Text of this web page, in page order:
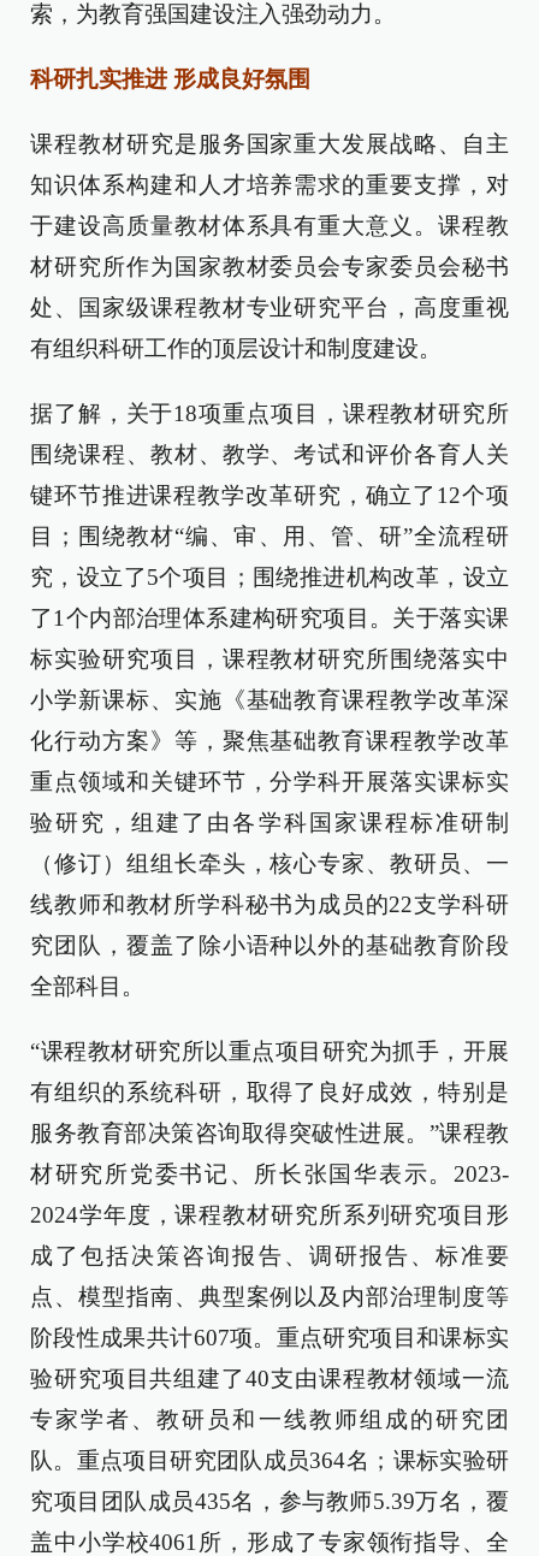
索，为教育强国建设注入强劲动力。
科研扎实推进 形成良好氛围
课程教材研究是服务国家重大发展战略、自主
知识体系构建和人才培养需求的重要支撑，对
于建设高质量教材体系具有重大意义。课程教
材研究所作为国家教材委员会专家委员会秘书
处、国家级课程教材专业研究平台，高度重视
有组织科研工作的顶层设计和制度建设。
据了解，关于18项重点项目，课程教材研究所
围绕课程、教材、教学、考试和评价各育人关
键环节推进课程教学改革研究，确立了12个项
目；围绕教材“编、审、用、管、研”全流程研
究，设立了5个项目；围绕推进机构改革，设立
了1个内部治理体系建构研究项目。关于落实课
标实验研究项目，课程教材研究所围绕落实中
小学新课标、实施《基础教育课程教学改革深
化行动方案》等，聚焦基础教育课程教学改革
重点领域和关键环节，分学科开展落实课标实
验研究，组建了由各学科国家课程标准研制
（修订）组组长牵头，核心专家、教研员、一
线教师和教材所学科秘书为成员的22支学科研
究团队，覆盖了除小语种以外的基础教育阶段
全部科目。
“课程教材研究所以重点项目研究为抓手，开展
有组织的系统科研，取得了良好成效，特别是
服务教育部决策咨询取得突破性进展。”课程教
材研究所党委书记、所长张国华表示。2023-
2024学年度，课程教材研究所系列研究项目形
成了包括决策咨询报告、调研报告、标准要
点、模型指南、典型案例以及内部治理制度等
阶段性成果共计607项。重点研究项目和课标实
验研究项目共组建了40支由课程教材领域一流
专家学者、教研员和一线教师组成的研究团
队。重点项目研究团队成员364名；课标实验研
究项目团队成员435名，参与教师5.39万名，覆
盖中小学校4061所，形成了专家领衔指导、全